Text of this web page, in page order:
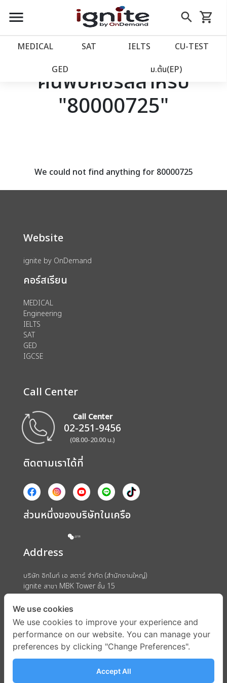
close
account_balance หน้าแรก
เว็บไซต์อิกไนท์
โปรโมชั่น
assignment ลงทะเบียน
menu search
Skip
to
shopping_cart
รถเข็น
MEDICAL SAT IELTS CU‑TEST
GED ม.ต้น(EP)
ค้นพบคอร์สสำหรับ
"80000725"
We could not find anything for 80000725
Website
ignite by OnDemand
คอร์สเรียน
MEDICAL
Engineering
IELTS
SAT
GED
IGCSE
Call Center
Call Center
02-251-9456
(08.00-20.00 น.)
ติดตามเราได้ที่
ส่วนหนึ่งของบริษัทในเครือ
Address
บริษัท อิกไนท์ เอ สตาร์ จำกัด (สำนักงานใหญ่)
ignite สาขา MBK Tower ชั้น 15
ถนนพญาไท แขวงวังใหม่ เขตปทุมวัน กรุงเทพมหานคร 10330
We use cookies
We use cookies to improve your experience and
performance on our website. You can manage your
preferences by clicking "Change Preferences".
Accept All